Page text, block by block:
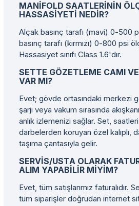
MANIFOLD SAATLERININ
HASSASIYETI NEDIR?
Alçak basınç tarafı (mavi) 0-500
basınç tarafı (kırmızı) 0-800 psi
Hassasiyet sınıfı Class 1.6'dır.
SETTE GÖZETLEME CAMI
VAR MI?
Evet; gövde ortasındaki merkezi
şarjı veya vakum sırasında
anlık izlemenizi sağlar. Set,
darbelerden koruyan özel kalıplı,
taşıma çantasıyla gelir.
SERVIS/USTA OLARAK
ALIM YAPABILIR MIYIM?
Evet, tüm satışlarımız faturalıdır.
tüm siparişler doğrudan internet